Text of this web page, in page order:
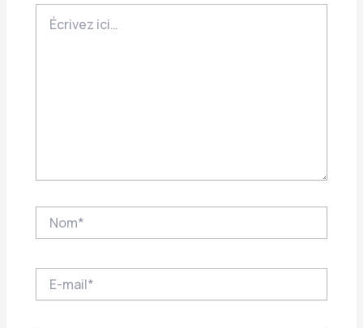
ici…
mail*